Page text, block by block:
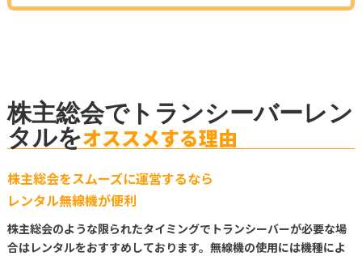
株主総会でトランシーバーレン
タルをオススメする理由
株主総会をスムーズに運営するなら
レンタル無線機が便利
株主総会のような限られたタイミングでトランシーバーが必要な場
合はレンタルをおすすめしております。無線機の使用には機種によ